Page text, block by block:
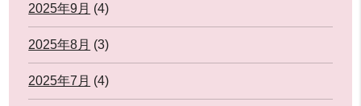
2025年9月 (4)
2025年8月 (3)
2025年7月 (4)